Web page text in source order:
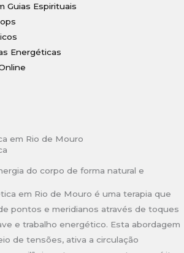
Guias Espirituais
Energéticas
em Rio de Mouro
do corpo de forma natural e
em Rio de Mouro é uma terapia que
pontos e meridianos através de toques
e trabalho energético. Esta abordagem
de tensões, ativa a circulação